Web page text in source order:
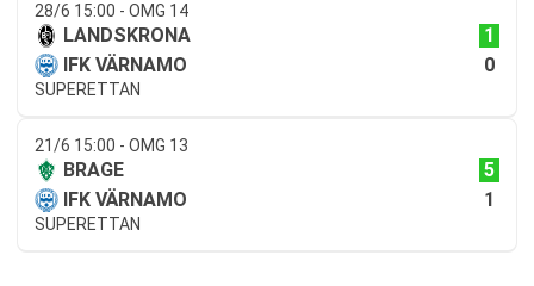
28/6 15:00 - OMG 14
LANDSKRONA
1
IFK VÄRNAMO
0
SUPERETTAN
21/6 15:00 - OMG 13
BRAGE
5
IFK VÄRNAMO
1
SUPERETTAN